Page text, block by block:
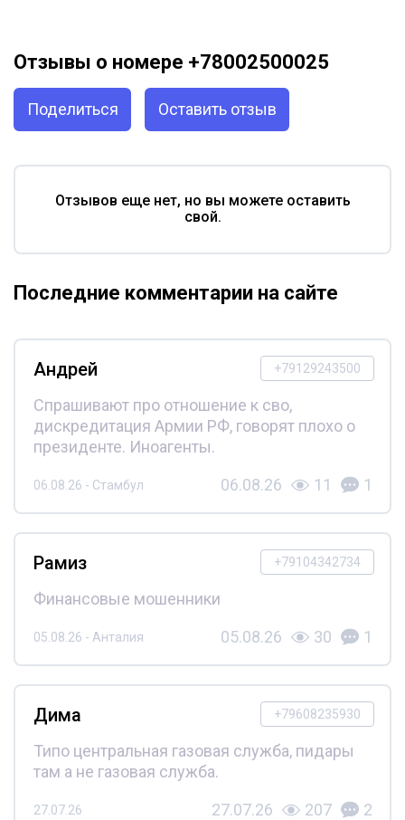
Отзывы о номере +78002500025
Поделиться Оставить отзыв
Отзывов еще нет, но вы можете оставить
свой.
Последние комментарии на сайте
+79129243500
Андрей
Спрашивают про отношение к сво,
дискредитация Армии РФ, говорят плохо о
президенте. Иноагенты.
06.08.26 - Стамбул 06.08.26 11 1
+79104342734
Рамиз
Финансовые мошенники
05.08.26 - Анталия 05.08.26 30 1
+79608235930
Дима
Типо центральная газовая служба, пидары
там а не газовая служба.
27.07.26 27.07.26 207 2